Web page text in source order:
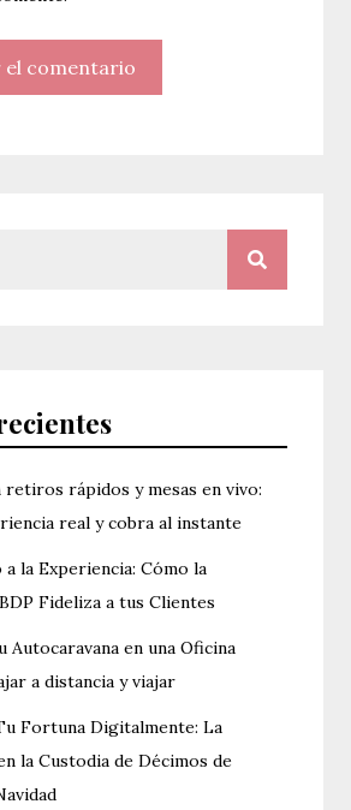
retiros rápidos y mesas en vivo:
real y cobra al instante
la Experiencia: Cómo la
Fideliza a tus Clientes
Autocaravana en una Oficina
a distancia y viajar
Fortuna Digitalmente: La
la Custodia de Décimos de